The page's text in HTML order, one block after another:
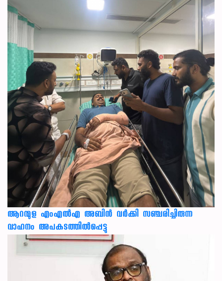
ആറന്മുള എംഎൽഎ അബിൻ വർക്കി സഞ്ചരിച്ചിരുന്ന
വാഹനം അപകടത്തിൽപ്പെട്ടു